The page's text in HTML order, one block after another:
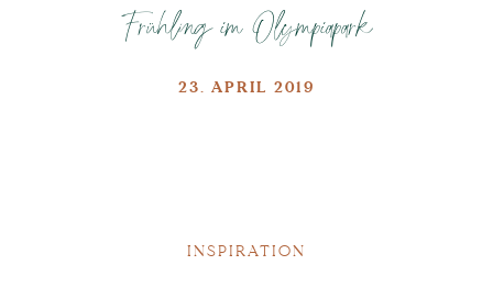
Frühling im Olympiapark
23. APRIL 2019
INSPIRATION